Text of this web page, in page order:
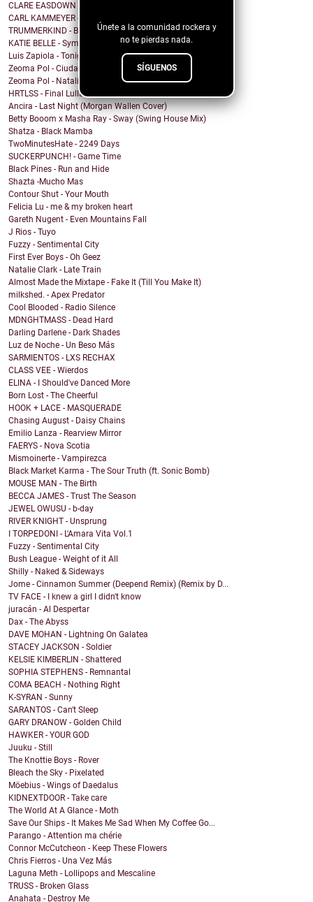
Únete a la comunidad rockera y
no te pierdas nada.
SÍGUENOS
CLARE EASDOWN - I Break
CARL KAMMEYER - One
TRUMMERKIND - Beauty Queen
KATIE BELLE - Symptoms
Luis Zapiola - Tonight
Zeoma Pol - Ciudad Venado
Zeoma Pol - Natalia
HRTLSS - Final Lullaby
Ancira - Last Night (Morgan Wallen Cover)
Betty Booom x Masha Ray - Sway (Swing House Mix)
Shatza - Black Mamba
TwoMinutesHate - 2249 Days
SUCKERPUNCH! - Game Time
Black Pines - Run and Hide
Shazta -Mucho Mas
Contour Shut - Your Mouth
Felicia Lu - me & my broken heart
Gareth Nugent - Even Mountains Fall
J Rios - Tuyo
Fuzzy - Sentimental City
First Ever Boys - Oh Geez
Natalie Clark - Late Train
Almost Made the Mixtape - Fake It (Till You Make It)
milkshed. - Apex Predator
Cool Blooded - Radio Silence
MDNGHTMASS - Dead Hard
Darling Darlene - Dark Shades
Luz de Noche - Un Beso Más
SARMIENTOS - LXS RECHAX
CLASS VEE - Wierdos
ELINA - I Should've Danced More
Born Lost - The Cheerful
HOOK + LACE - MASQUERADE
Chasing August - Daisy Chains
Emilio Lanza - Rearview Mirror
FAERYS - Nova Scotia
Mismoinerte - Vampirezca
Black Market Karma - The Sour Truth (ft. Sonic Bomb)
MOUSE MAN - The Birth
BECCA JAMES - Trust The Season
JEWEL OWUSU - b-day
RIVER KNIGHT - Unsprung
I TORPEDONI - L'Amara Vita Vol.1
Fuzzy - Sentimental City
Bush League - Weight of it All
Shilly - Naked & Sideways
Jome - Cinnamon Summer (Deepend Remix) (Remix by D...
TV FACE - I knew a girl I didn't know
juracán - Al Despertar
Dax - The Abyss
DAVE MOHAN - Lightning On Galatea
STACEY JACKSON - Soldier
KELSIE KIMBERLIN - Shattered
SOPHIA STEPHENS - Remnantal
COMA BEACH - Nothing Right
K-SYRAN - Sunny
SARANTOS - Can't Sleep
GARY DRANOW - Golden Child
HAWKER - YOUR GOD
Juuku - Still
The Knottie Boys - Rover
Bleach the Sky - Pixelated
Möebius - Wings of Daedalus
KIDNEXTDOOR - Take care
The World At A Glance - Moth
Save Our Ships - It Makes Me Sad When My Coffee Go...
Parango - Attention ma chérie
Connor McCutcheon - Keep These Flowers
Chris Fierros - Una Vez Más
Laguna Meth - Lollipops and Mescaline
TRUSS - Broken Glass
Anahata - Destroy Me